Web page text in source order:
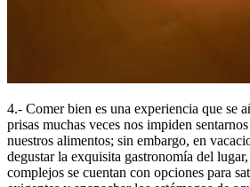
4.- Comer bien es una experiencia que se
prisas muchas veces nos impiden
nuestros alimentos; sin embargo, en
degustar la exquisita gastronomía del
complejos se cuentan con opciones para